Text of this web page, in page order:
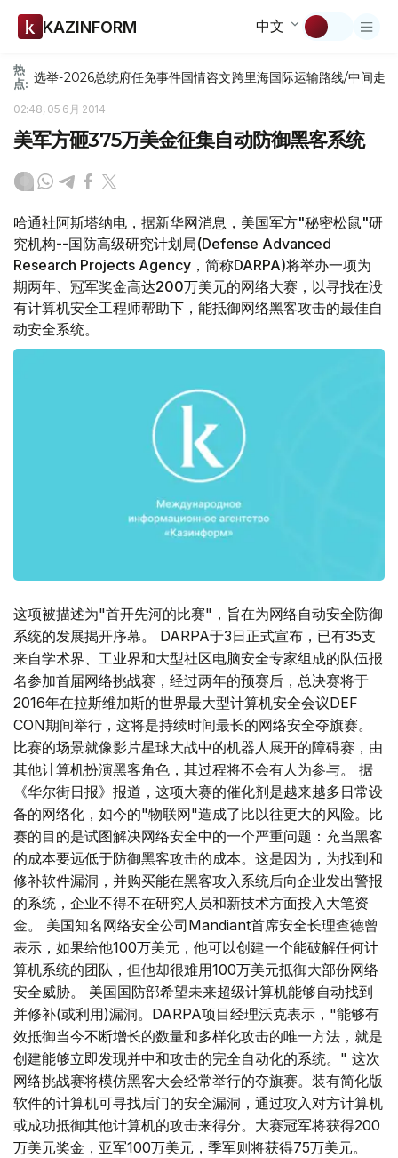
KAZINFORM 中文
热
点: 选举-2026总统府任免事件国情咨文跨里海国际运输路线/中间走廊
02:48, 05 6月 2014
美军方砸375万美金征集自动防御黑客系统
哈通社阿斯塔纳电，据新华网消息，美国军方"秘密松鼠"研
究机构--国防高级研究计划局(Defense Advanced
Research Projects Agency，简称DARPA)将举办一项为
期两年、冠军奖金高达200万美元的网络大赛，以寻找在没
有计算机安全工程师帮助下，能抵御网络黑客攻击的最佳自
动安全系统。
这项被描述为"首开先河的比赛"，旨在为网络自动安全防御
系统的发展揭开序幕。 DARPA于3日正式宣布，已有35支
来自学术界、工业界和大型社区电脑安全专家组成的队伍报
名参加首届网络挑战赛，经过两年的预赛后，总决赛将于
2016年在拉斯维加斯的世界最大型计算机安全会议DEF
CON期间举行，这将是持续时间最长的网络安全夺旗赛。
比赛的场景就像影片星球大战中的机器人展开的障碍赛，由
其他计算机扮演黑客角色，其过程将不会有人为参与。 据
《华尔街日报》报道，这项大赛的催化剂是越来越多日常设
备的网络化，如今的"物联网"造成了比以往更大的风险。比
赛的目的是试图解决网络安全中的一个严重问题：充当黑客
的成本要远低于防御黑客攻击的成本。这是因为，为找到和
修补软件漏洞，并购买能在黑客攻入系统后向企业发出警报
的系统，企业不得不在研究人员和新技术方面投入大笔资
金。 美国知名网络安全公司Mandiant首席安全长理查德曾
表示，如果给他100万美元，他可以创建一个能破解任何计
算机系统的团队，但他却很难用100万美元抵御大部份网络
安全威胁。 美国国防部希望未来超级计算机能够自动找到
并修补(或利用)漏洞。DARPA项目经理沃克表示，"能够有
效抵御当今不断增长的数量和多样化攻击的唯一方法，就是
创建能够立即发现并中和攻击的完全自动化的系统。" 这次
网络挑战赛将模仿黑客大会经常举行的夺旗赛。装有简化版
软件的计算机可寻找后门的安全漏洞，通过攻入对方计算机
或成功抵御其他计算机的攻击来得分。大赛冠军将获得200
万美元奖金，亚军100万美元，季军则将获得75万美元。